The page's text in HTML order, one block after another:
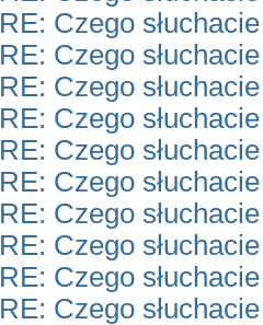
RE: Czego
RE: Czego
RE: Czego
RE: Czego
RE: Czego
RE: Czego
RE: Czego
RE: Czego
RE: Czego
RE: Czego